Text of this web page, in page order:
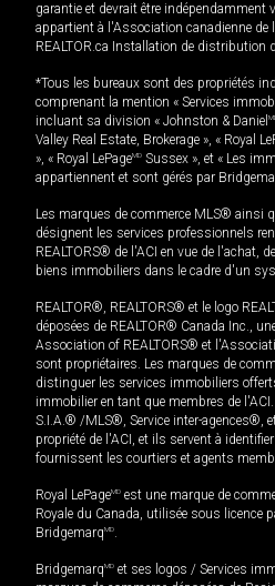
garantie et devrait être indépendamment
appartient à l'Association canadienne de
REALTOR.ca Installation de distribution
*Tous les bureaux sont des propriétés
comprenant la mention « Services
incluant sa division « Johnston & Daniel
Valley Real Estate, Brokerage », « Royal
», « Royal LePageMD Sussex », et « Les
appartiennent et sont gérés par
Les marques de commerce MLS® ainsi
désignent les services professionnels
REALTORS® de l'ACI en vue de l'achat,
biens immobiliers dans le cadre d'un
REALTOR®, REALTORS® et le logo
déposées de REALTOR® Canada Inc.,
Association of REALTORS® et
sont propriétaires. Les marques de
distinguer les services immobiliers
immobilier en tant que membres de
S.I.A.® /MLS®, Service inter-agences®,
propriété de l'ACI, et ils servent à
fournissent les courtiers et agents
Royal LePageMD est une marque de
Royale du Canada, utilisée sous licence
BridgemarqMD.
BridgemarqMD et ses logos / Services